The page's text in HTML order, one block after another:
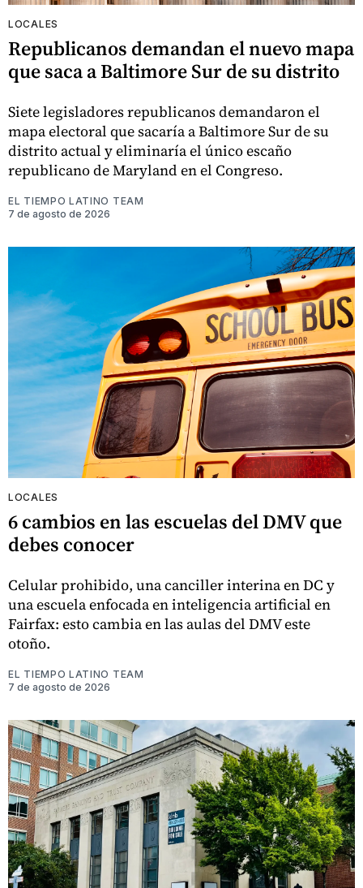
LOCALES
Republicanos demandan el nuevo mapa
que saca a Baltimore Sur de su distrito
Siete legisladores republicanos demandaron el
mapa electoral que sacaría a Baltimore Sur de su
distrito actual y eliminaría el único escaño
republicano de Maryland en el Congreso.
EL TIEMPO LATINO TEAM
7 de agosto de 2026
LOCALES
6 cambios en las escuelas del DMV que
debes conocer
Celular prohibido, una canciller interina en DC y
una escuela enfocada en inteligencia artificial en
Fairfax: esto cambia en las aulas del DMV este
otoño.
EL TIEMPO LATINO TEAM
7 de agosto de 2026